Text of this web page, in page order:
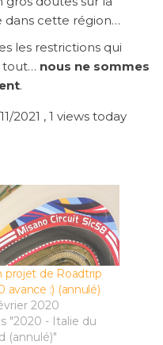
dans cette région…
les restrictions qui
tout… nous ne sommes
.
2021 , 1 views today
projet de Roadtrip
avance :) (annulé)
2020
"2020 - Italie du
(annulé)"